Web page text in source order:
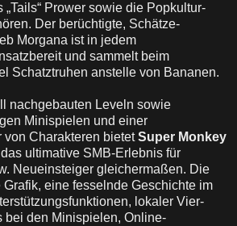
Prower sowie die Popkultur-
Der berüchtigte, Schätze-
Morgana ist in jedem
und sammelt beim
Schatztruhen anstelle von Bananen.
nachgebauten Leveln sowie
Minispielen und einer
von Charakteren bietetSuper Monkey
das ultimative SMB-Erlebnis für
Neueinsteiger gleichermaßen. Die
eine fesselnde Geschichte im
lokaler Vier-
bei den Minispielen, Online-